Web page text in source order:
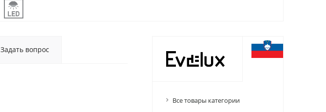
Задать вопрос
Все товары категории